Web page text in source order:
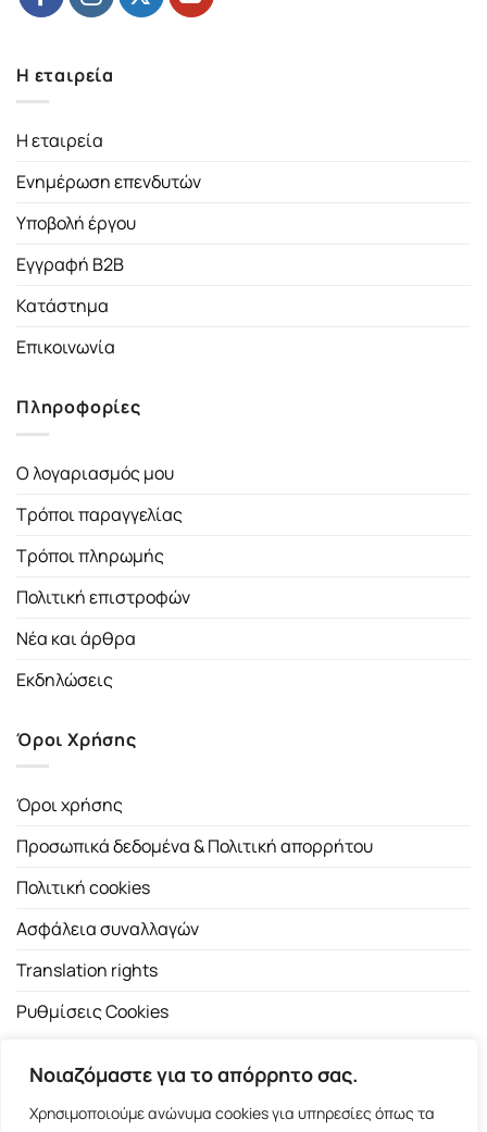
Νοιαζόμαστε για το απόρρητο σας.
Χρησιμοποιούμε ανώνυμα cookies για υπηρεσίες όπως τα
Η εταιρεία
Η εταιρεία
Ενημέρωση επενδυτών
Υποβολή έργου
Εγγραφή B2B
Κατάστημα
Επικοινωνία
Πληροφορίες
Ο λογαριασμός μου
Τρόποι παραγγελίας
Τρόποι πληρωμής
Πολιτική επιστροφών
Νέα και άρθρα
Εκδηλώσεις
Όροι Χρήσης
Όροι χρήσης
Προσωπικά δεδομένα & Πολιτική απορρήτου
Πολιτική cookies
Ασφάλεια συναλλαγών
Translation rights
Ρυθμίσεις Cookies